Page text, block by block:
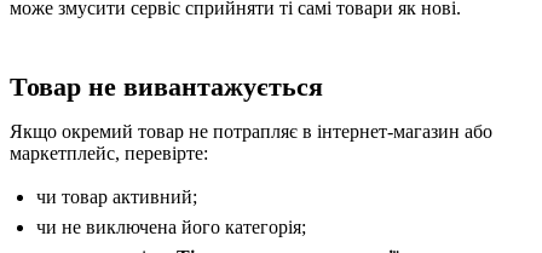
може змусити сервіс сприйняти ті самі товари як нові.
Товар не вивантажується
Якщо окремий товар не потрапляє в інтернет-магазин або
маркетплейс, перевірте:
чи товар активний;
чи не виключена його категорія;